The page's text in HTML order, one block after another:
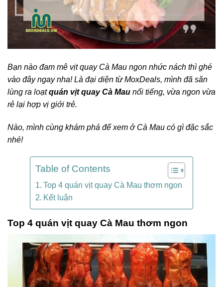
Bạn nào đam mê vịt quay Cà Mau ngon nhức nách thì ghé
vào đây ngay nha! Là đại diện từ MoxDeals, mình đã săn
lùng ra loạtquán vịt quay Cà Mau nổi tiếng, vừa ngon vừa
rẻ lại hợp vị giới trẻ.
Nào, mình cùng khám phá để xem ở Cà Mau có gì đặc sắc
nhé!
Table of Contents
Top 4 quán vịt quay Cà Mau thơm ngon
Kết luận
Top 4 quán vịt quay Cà Mau thơm ngon